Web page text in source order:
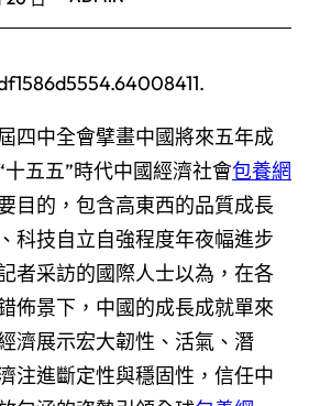
四中全會擘畫中國將來五年成
五五”時代中國經濟社會包養網
目的，包含高東西的品質成長
科技自立自強程度年夜幅進步
者采訪的國際人士以為，在各
佈景下，中國的成長成就單來
濟展示宏大韌性、活氣、潛
注進斷定性與穩固性，信任中